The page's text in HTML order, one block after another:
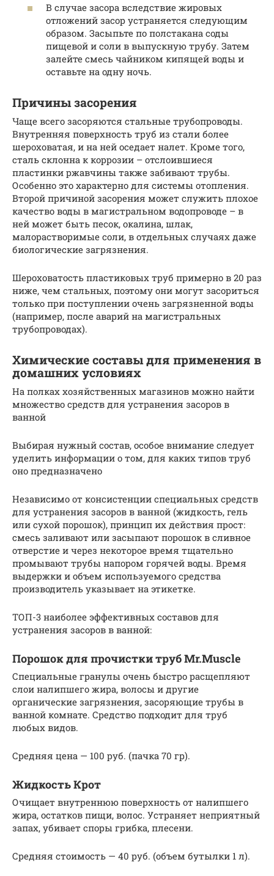
В случае засора вследствие жировых
отложений засор устраняется следующим
образом. Засыпьте по полстакана соды
пищевой и соли в выпускную трубу. Затем
залейте смесь чайником кипящей воды и
оставьте на одну ночь.
Причины засорения
Чаще всего засоряются стальные трубопроводы.
Внутренняя поверхность труб из стали более
шероховатая, и на ней оседает налет. Кроме того,
сталь склонна к коррозии – отслоившиеся
пластинки ржавчины также забивают трубы.
Особенно это характерно для системы отопления.
Второй причиной засорения может служить плохое
качество воды в магистральном водопроводе – в
ней может быть песок, окалина, шлак,
малорастворимые соли, в отдельных случаях даже
биологические загрязнения.
Шероховатость пластиковых труб примерно в 20 раз
ниже, чем стальных, поэтому они могут засориться
только при поступлении очень загрязненной воды
(например, после аварий на магистральных
трубопроводах).
Химические составы для применения в
домашних условиях
На полках хозяйственных магазинов можно найти
множество средств для устранения засоров в
ванной
Выбирая нужный состав, особое внимание следует
уделить информации о том, для каких типов труб
оно предназначено
Независимо от консистенции специальных средств
для устранения засоров в ванной (жидкость, гель
или сухой порошок), принцип их действия прост:
смесь заливают или засыпают порошок в сливное
отверстие и через некоторое время тщательно
промывают трубы напором горячей воды. Время
выдержки и объем используемого средства
производитель указывает на этикетке.
ТОП-3 наиболее эффективных составов для
устранения засоров в ванной:
Порошок для прочистки труб Mr.Muscle
Специальные гранулы очень быстро расщепляют
слои налипшего жира, волосы и другие
органические загрязнения, засоряющие трубы в
ванной комнате. Средство подходит для труб
любых видов.
Средняя цена — 100 руб. (пачка 70 гр).
Жидкость Крот
Очищает внутреннюю поверхность от налипшего
жира, остатков пищи, волос. Устраняет неприятный
запах, убивает споры грибка, плесени.
Средняя стоимость — 40 руб. (объем бутылки 1 л).